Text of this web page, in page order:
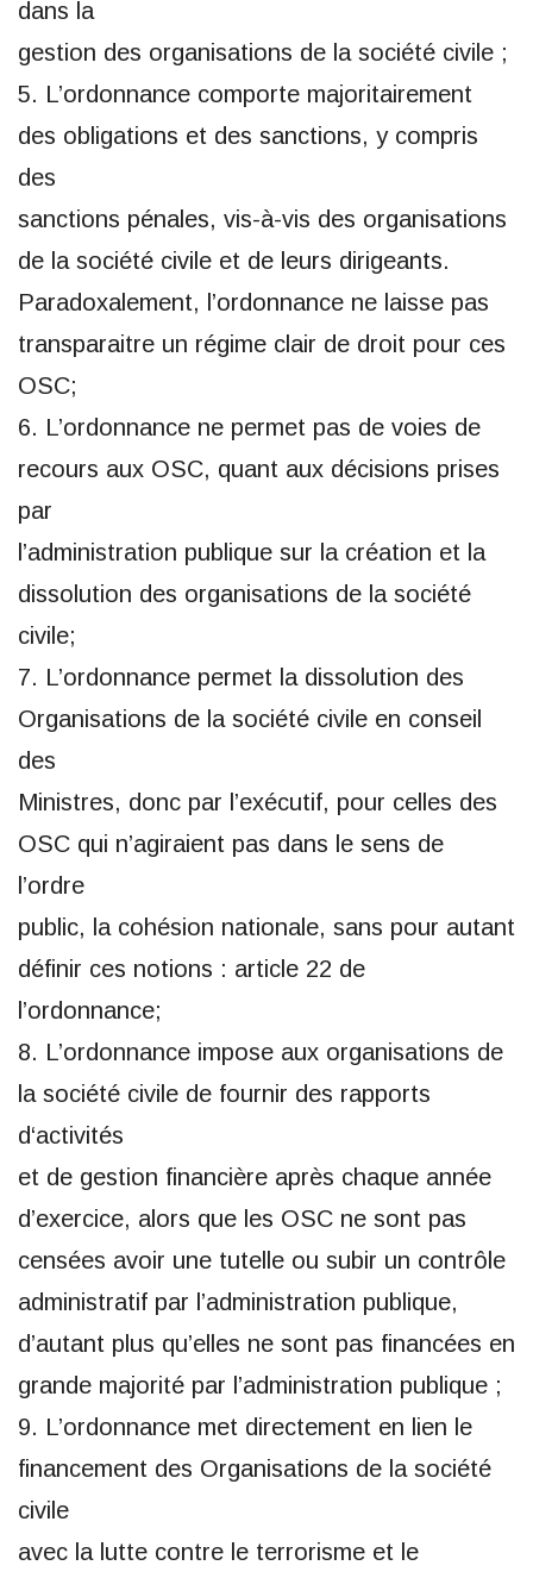
dans la
gestion des organisations de la société civile ;
5. L’ordonnance comporte majoritairement
des obligations et des sanctions, y compris
des
sanctions pénales, vis-à-vis des organisations
de la société civile et de leurs dirigeants.
Paradoxalement, l’ordonnance ne laisse pas
transparaitre un régime clair de droit pour ces
OSC;
6. L’ordonnance ne permet pas de voies de
recours aux OSC, quant aux décisions prises
par
l’administration publique sur la création et la
dissolution des organisations de la société
civile;
7. L’ordonnance permet la dissolution des
Organisations de la société civile en conseil
des
Ministres, donc par l’exécutif, pour celles des
OSC qui n’agiraient pas dans le sens de
l’ordre
public, la cohésion nationale, sans pour autant
définir ces notions : article 22 de
l’ordonnance;
8. L’ordonnance impose aux organisations de
la société civile de fournir des rapports
d‘activités
et de gestion financière après chaque année
d’exercice, alors que les OSC ne sont pas
censées avoir une tutelle ou subir un contrôle
administratif par l’administration publique,
d’autant plus qu’elles ne sont pas financées en
grande majorité par l’administration publique ;
9. L’ordonnance met directement en lien le
financement des Organisations de la société
civile
avec la lutte contre le terrorisme et le